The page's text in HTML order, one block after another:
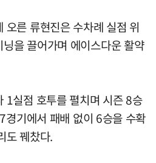
오른 류현진은 수차례 실점 위
을 끌어가며 에이스다운 활약
1실점 호투를 펼치며 시즌 8승
경기에서 패배 없이 6승을 수확
도 꿰찼다.